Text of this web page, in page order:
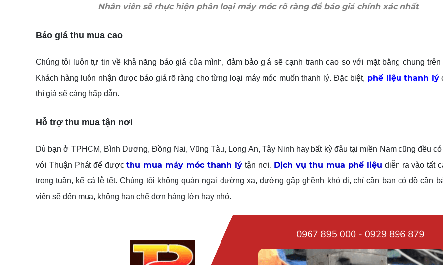
Nhân viên sẽ rhực hiện phân loại máy móc rõ ràng để báo giá chính xác nhất
Báo giá thu mua cao
Chúng tôi luôn tự tin về khả năng báo giá của mình, đảm bảo giá sẽ cạnh tranh cao so với mặt bằng chung
Khách hàng luôn nhận được báo giá rõ ràng cho từng loại máy móc muốn thanh lý. Đặc biệt, phế liệu thanh lý
thì giá sẽ càng hấp dẫn.
Hỗ trợ thu mua tận nơi
Dù bạn ở TPHCM, Bình Dương, Đồng Nai, Vũng Tàu, Long An, Tây Ninh hay bất kỳ đâu tại miền Nam cũng đều
với Thuận Phát để đượcthu mua máy móc thanh lýtận nơi. Dịch vụ thu mua phế liệu diễn ra vào tất
trong tuần, kể cả lễ tết. Chúng tôi không quản ngại đường xa, đường gập ghềnh khó đi, chỉ cần bạn có đồ cần
viên sẽ đến mua, không hạn chế đơn hàng lớn hay nhỏ.